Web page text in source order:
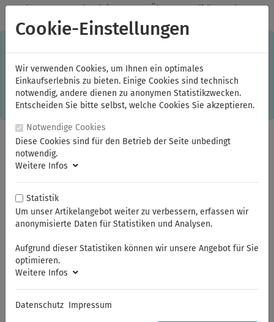
✓Jeden Monat starke Aktionen ✓Über 20 Qualitätsmarken ✓
Kostenlose Lieferung im Inland ab 150,00 Euro Bruttowarenwert
Einkaufserlebnis. Dabei werden beispielsweise die Session-
Informationen oder die Spracheinstellung auf Ihrem Rechner
gespeichert. Ohne Cookies ist der Funktionsumfang des
Online-Shops eingeschränkt. Sind Sie damit nicht
einverstanden, klicken Sie bitte hier.
Steckschlüssel-Sortiment 1/2"
Steckschlüssel-Einsätze 1/2"
Sommerferien
Cookie-Einstellungen
Wir verwenden Cookies, um Ihnen ein optimales
Einkaufserlebnis zu bieten. Einige Cookies sind technisch
notwendig, andere dienen zu anonymen Statistikzwecken.
Entscheiden Sie bitte selbst, welche Cookies Sie akzeptieren.
Notwendige Cookies
Diese Cookies sind für den Betrieb der Seite unbedingt
notwendig.
Weitere Infos
Statistik
Um unser Artikelangebot weiter zu verbessern, erfassen wir
anonymisierte Daten für Statistiken und Analysen.
Aufgrund dieser Statistiken können wir unsere Angebot für Sie
optimieren.
Weitere Infos
Datenschutz Impressum